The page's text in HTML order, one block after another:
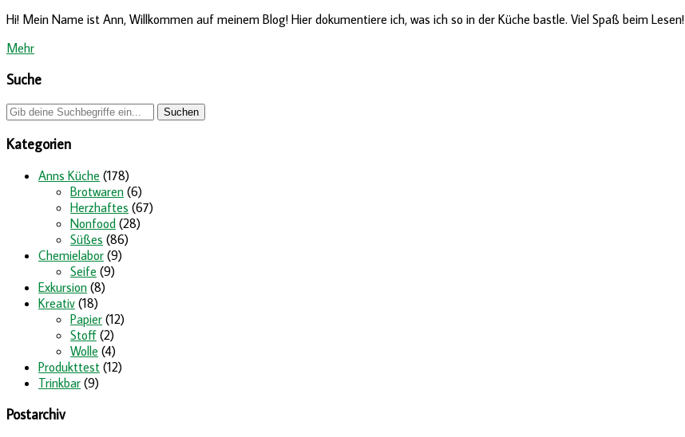
Hi! Mein Name ist Ann, Willkommen auf meinem Blog! Hier dokumentiere ich, was ich so in der Küche bastle. Viel Spaß beim Lesen!
Mehr
Suche
Kategorien
Anns Küche (178)
Brotwaren (6)
Herzhaftes (67)
Nonfood (28)
Süßes (86)
Chemielabor (9)
Seife (9)
Exkursion (8)
Kreativ (18)
Papier (12)
Stoff (2)
Wolle (4)
Produkttest (12)
Trinkbar (9)
Postarchiv